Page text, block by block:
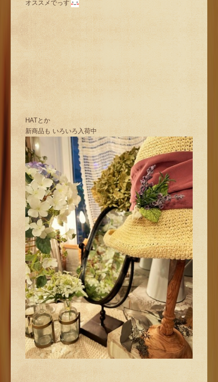
オススメでっす
HATとか
新商品も いろいろ入荷中